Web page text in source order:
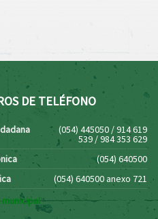
DE TELÉFONO
(054) 445050 / 914 619
539 / 984 353 629
(054) 640500
(054) 640500 anexo 721